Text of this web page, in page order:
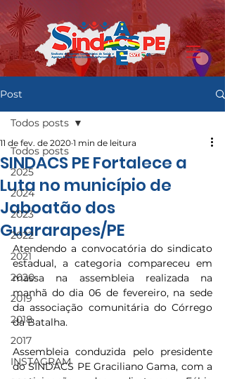
Post
Todos posts
2025
2024
2023
2022
2021
2020
2019
2018
2017
INSTAGRAM
Todos posts
SINDACS PE Fortalece a
Luta no município de
Jaboatão dos
Guararapes/PE
11 de fev. de 2020 1 min de leitura
Atendendo a convocatória do sindicato
estadual, a categoria compareceu em
massa na assembleia realizada na
manhã do dia 06 de fevereiro, na sede
da associação comunitária do Córrego
da Batalha.
Assembleia conduzida pelo presidente
do SINDACS PE Graciliano Gama, com a